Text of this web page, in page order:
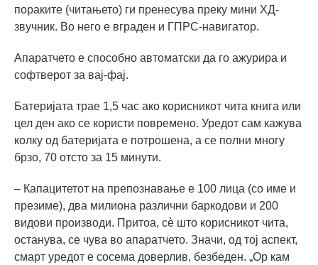
пораките (читањето) ги пренесува преку мини ХД-
звучник. Во него е вграден и ГПРС-навигатор.
Апаратчето е способно автоматски да го ажурира и
софтверот за вај-фај.
Батеријата трае 1,5 час ако корисникот чита книга или
цел ден ако се користи повремено. Уредот сам кажува
колку од батеријата е потрошена, а се полни многу
брзо, 70 отсто за 15 минути.
– Капацитетот на препознавање е 100 лица (со име и
презиме), два милиона различни баркодови и 200
видови производи. Притоа, сè што корисникот чита,
останува, се чува во апаратчето. Значи, од тој аспект,
смарт уредот е сосема доверлив, безбеден. „Ор кам